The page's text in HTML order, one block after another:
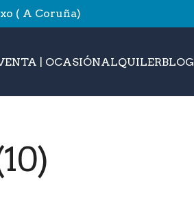
( A Coruña)
| OCASIÓNALQUILERBLOG